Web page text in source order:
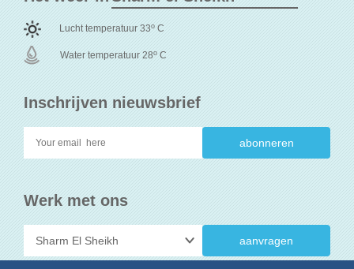
Inschrijven nieuwsbrief
Werk met ons
aanvragen
Lucht temperatuur 33o C
Water temperatuur 28o C